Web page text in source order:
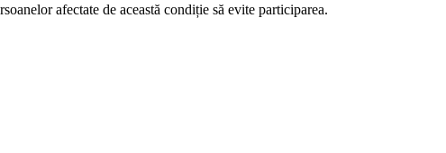
afectate de această condiție să evite participarea.